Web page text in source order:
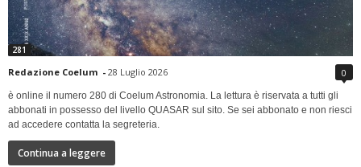
281
Redazione Coelum - 28 Luglio 2026 0
è online il numero 280 di Coelum Astronomia. La lettura è riservata a tutti gli
abbonati in possesso del livello QUASAR sul sito. Se sei abbonato e non riesci
ad accedere contatta la segreteria.
Continua a leggere